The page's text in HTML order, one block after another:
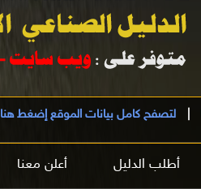
لتصفح كامل بيانات الموقع إضغط هنا
أطلب الدليل أعلن معنا